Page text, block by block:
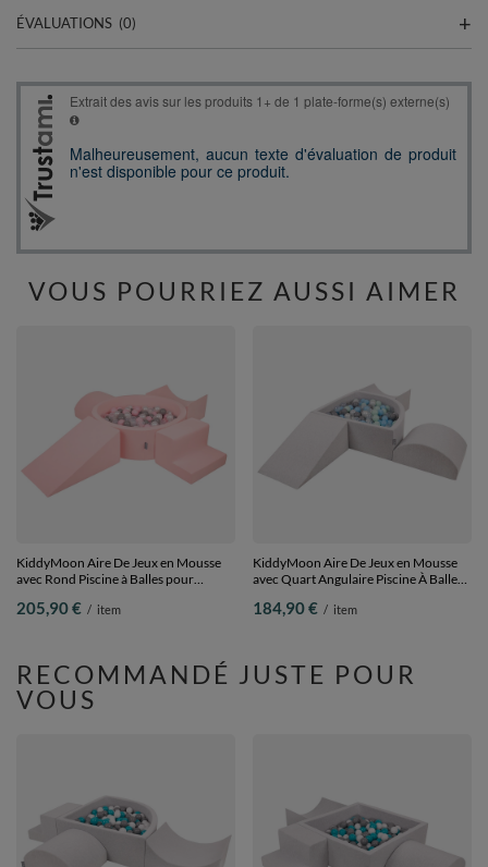
ÉVALUATIONS (0)
VOUS POURRIEZ AUSSI AIMER
KiddyMoon Aire De Jeux en Mousse
avec Rond Piscine à Balles pour
rose:perle/gris/transparent/rose
205,90 € / item
KiddyMoon Aire De Jeux en Mousse
avec Quart Angulaire Piscine À Balles
perle/gris/transparent/babyblue/menthe,
184,90 € / item
RECOMMANDÉ JUSTE POUR
VOUS